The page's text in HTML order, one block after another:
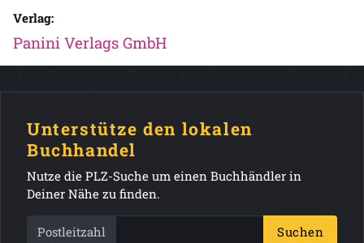
Verlag:
Panini Verlags GmbH
Unterstütze den lokalen
Buchhandel
Nutze die PLZ-Suche um einen Buchhändler in
Deiner Nähe zu finden.
Postleitzahl Suchen